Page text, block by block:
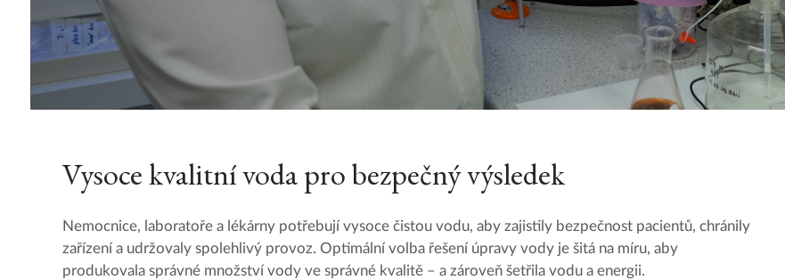
Vysoce kvalitní voda pro bezpečný výsledek
Nemocnice, laboratoře a lékárny potřebují vysoce čistou vodu, aby zajistily bezpečnost pacientů, chránily
zařízení a udržovaly spolehlivý provoz. Optimální volba řešení úpravy vody je šitá na míru, aby
produkovala správné množství vody ve správné kvalitě – a zároveň šetřila vodu a energii.